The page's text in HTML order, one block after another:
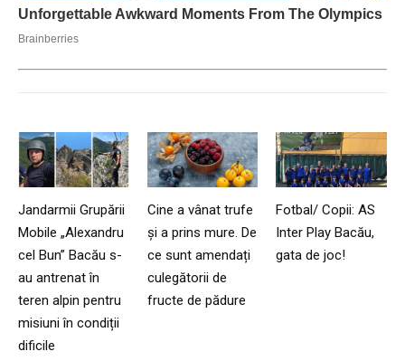
Jandarmii Grupării
Mobile „Alexandru
cel Bun” Bacău s-
au antrenat în
teren alpin pentru
misiuni în condiții
dificile
Cine a vânat trufe
și a prins mure. De
ce sunt amendați
culegătorii de
fructe de pădure
Fotbal/ Copii: AS
Inter Play Bacău,
gata de joc!